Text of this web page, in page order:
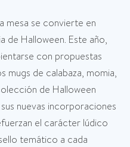
mesa se convierte en
de Halloween. Este año,
con propuestas
mugs de calabaza, momia,
de Halloween
nuevas incorporaciones
el carácter lúdico
temático a cada